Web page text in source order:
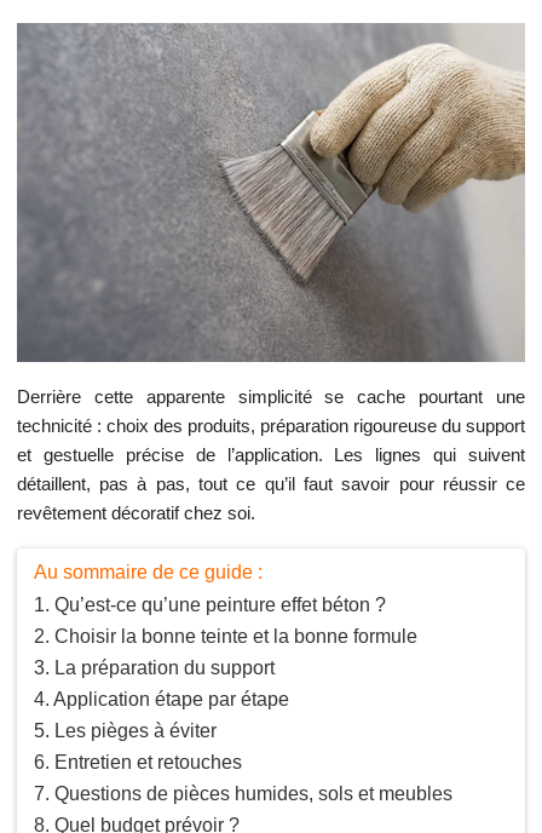
Derrière cette apparente simplicité se cache pourtant une
technicité : choix des produits, préparation rigoureuse du support
et gestuelle précise de l’application. Les lignes qui suivent
détaillent, pas à pas, tout ce qu’il faut savoir pour réussir ce
revêtement décoratif chez soi.
Au sommaire de ce guide :
Qu’est-ce qu’une peinture effet béton ?
Choisir la bonne teinte et la bonne formule
La préparation du support
Application étape par étape
Les pièges à éviter
Entretien et retouches
Questions de pièces humides, sols et meubles
Quel budget prévoir ?